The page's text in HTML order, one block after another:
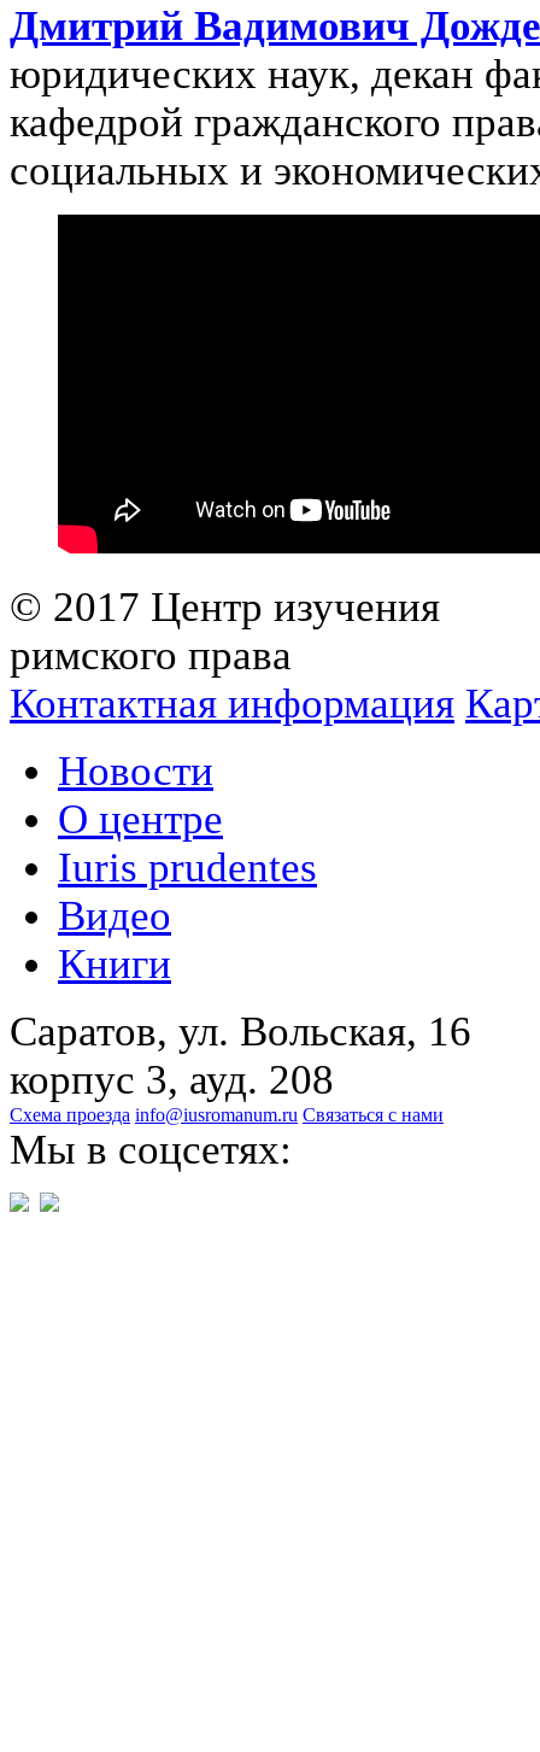
Дмитрий Вадимович
юридических наук, декан
кафедрой гражданского
социальных и
© 2017 Центр изучения
римского права
Контактная информация
Новости
О центре
Iuris prudentes
Видео
Книги
Саратов, ул. Вольская, 16
корпус 3, ауд. 208
Схема проезда info@iusromanum.ru Связаться с нами
Мы в соцсетях: